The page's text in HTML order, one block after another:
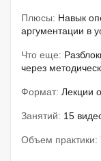
Плюсы: Навык
аргументации в
Что еще:
через
Формат: Лекции
Занятий: 15
Объем практики: